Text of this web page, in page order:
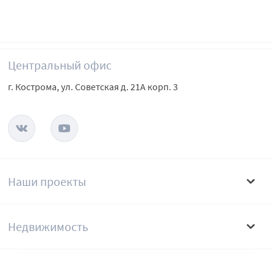
Наши проекты
Недвижимость
Центральный офис
г. Кострома, ул. Советская д. 21А корп. 3